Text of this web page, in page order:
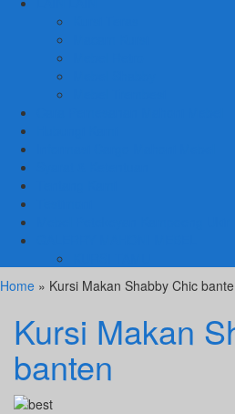
Home » Kursi Makan Shabby Chic
Kursi Makan
banten